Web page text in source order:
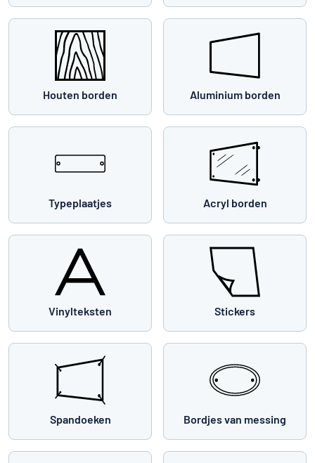
Houten borden Aluminium borden
Typeplaatjes Acryl borden
Vinylteksten Stickers
Spandoeken Bordjes van messing